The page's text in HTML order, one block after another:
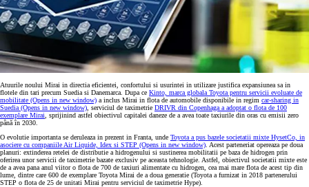
Atuurile noului Mirai in directia eficientei, confortului si usurintei in utilizare justifica expansiunea sa in
flotele din tari precum Suedia si Danemarca. Dupa ce Kinto, marca globala Toyota pentru servicii evoluate de
mobilitate (Opens in new window) a inclus Mirai in flota de automobile disponibile in regim car-sharing in
Suedia (Opens in new window) , serviciul de taximetrie DRIVR din Copenhaga a adoptat o flota de 100
exemplare Mirai , sprijinind astfel obiectivul capitalei daneze de a avea toate taxiurile din oras cu emisii zero
până în 2030.
O evolutie importanta se deruleaza in prezent in Franta, unde Toyota a pus bazele societatii mixte HysetCo, in
asociere cu companiile Air Liquide, Idex si STEP (Opens in new window) . Acest parteneriat opereaza pe doua
planuri: extinderea retelei de distributie a hidrogenului si sustinerea mobilitatii pe baza de hidrogen prin
oferirea unor servicii de taximetrie bazate exclusiv pe aceasta tehnologie. Astfel, obiectivul societatii mixte este
de a avea pana anul viitor o flota de 700 de taxiuri alimentate cu hidrogen, cea mai mare flota de acest tip din
lume, dintre care 600 de exemplare Toyota Mirai de a doua generatie (Toyota a furnizat in 2018 partenerului
STEP o flota de 25 de unitati Mirai pentru serviciul de taximetrie Hype).